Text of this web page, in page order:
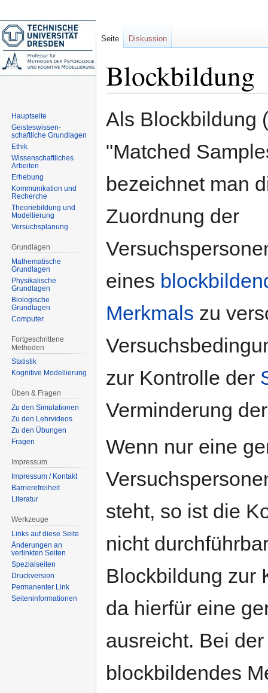
Blockbildung
Navigation
Suche
Als Blockbildung
"Matched
bezeichnet man
Zuordnung der
eines
Merkmals zu
zur Kontrolle der
Verminderung
Wenn nur eine
steht, so ist die
nicht
Blockbildung zur
da hierfür eine
ausreicht. Bei
blockbildendes
Seite Diskussion
Hauptseite
Geisteswissen-
schaftliche Grundlagen
Ethik
Wissenschaftliches
Arbeiten
Erhebung
Kommunikation und
Recherche
Theoriebildung und
Modellierung
Versuchsplanung
Grundlagen
Mathematische
Grundlagen
Physikalische
Grundlagen
Biologische
Grundlagen
Computer
Fortgeschrittene
Methoden
Statistik
Kognitive Modellierung
Üben & Fragen
Zu den Simulationen
Zu den Lehrvideos
Zu den Übungen
Fragen
Impressum
Impressum / Kontakt
Barrierefreiheit
Literatur
Werkzeuge
Links auf diese Seite
Änderungen an
verlinkten Seiten
Spezialseiten
Druckversion
Permanenter Link
Seiten­informationen